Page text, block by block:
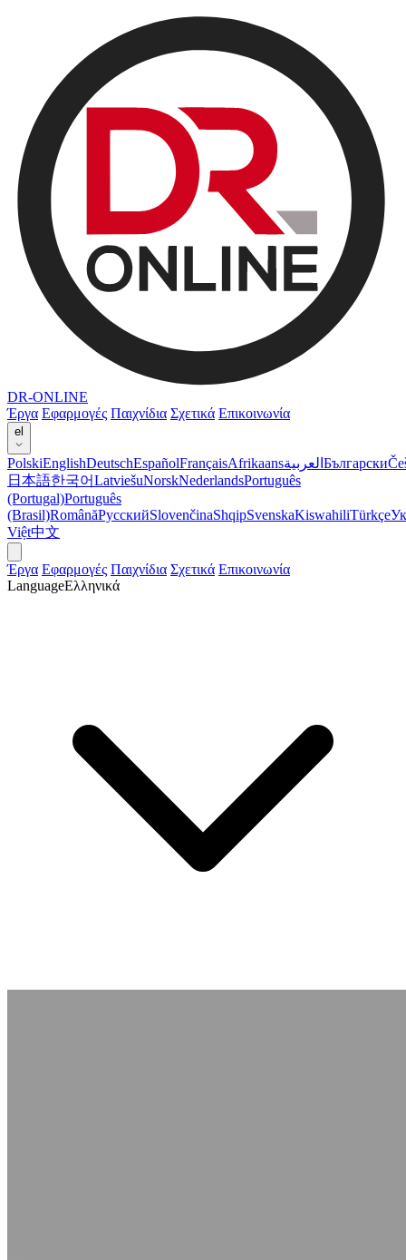
DR-ONLINE
Έργα Εφαρμογές Παιχνίδια Σχετικά Επικοινωνία
el
PolskiEnglishDeutschEspañolFrançaisAfrikaansالعربية Български
日本語한국어LatviešuNorskNederlandsPortuguês
(Portugal)Português
(Brasil)RomânăРусскийSlovenčinaShqipSvenskaKiswahiliTürkçe
Việt中文
Έργα Εφαρμογές Παιχνίδια Σχετικά Επικοινωνία
LanguageΕλληνικά